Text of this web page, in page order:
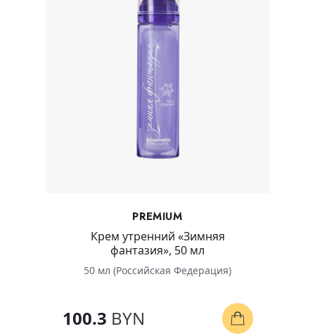
PREMIUM
Крем утренний «Зимняя
фантазия», 50 мл
50 мл (Российская Федерация)
100.3 BYN